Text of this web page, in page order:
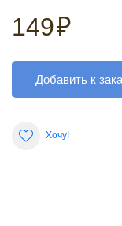
149₽
Добавить к
Хочу!